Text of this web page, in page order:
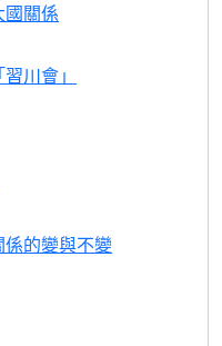
關係
川會」
的變與不變